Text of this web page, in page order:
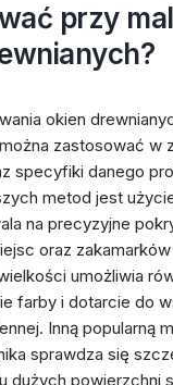
przy
okien
zastosować w
specyfiki danego
metod jest
na precyzyjne
oraz
umożliwia
farby i dotarcie do
Inną popularną
sprawdza się
dużych powierzchni